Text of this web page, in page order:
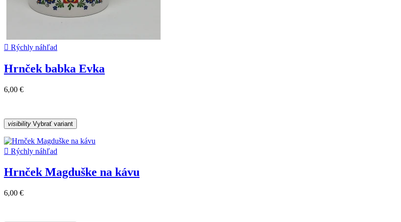
 Rýchly náhľad
Hrnček babka Evka
6,00 €
visibility Vybrať variant
 Rýchly náhľad
Hrnček Magduške na kávu
6,00 €